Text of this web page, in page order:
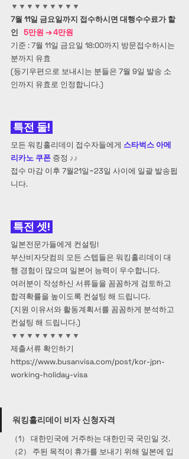
▼▼▼▼▼▼▼▼▼
7월 11일 금요일까지 접수하시면 대행수수료가 할
인 5만원 → 4만원
기준 : 7월 11일 금요일 18:00까지 방문접수하시는
분까지 유효
(등기우편으로 보내시는 분들은 7월 9일 발송 소
인까지 유효로 인정합니다.)
특전 둘!
모든 워킹홀리데이 접수자들에게 스타벅스 아메
리카노 쿠폰 증정 ♪♪
접수 마감 이후 7월21일~23일 사이에 일괄 발송됩
니다.
특전 셋!
일본전문가들에게 컨설팅!
부산비자닷컴의 모든 스텝들은 워킹홀리데이 대
행 경험이 많으며 일본어 능력이 우수합니다.
여러분이 작성하신 서류들을 꼼꼼하게 검토하고
합격확률을 높이도록 컨설팅 해 드립니다.
(지원 이유서와 활동계획서를 꼼꼼하게 분석하고
컨설팅 해 드립니다.)
▼▼▼▼▼▼▼▼▼
제출서류 확인하기
https://www.busanvisa.com/post/kor-jpn-
working-holiday-visa
워킹홀리데이 비자 신청자격
（1） 대한민국에 거주하는 대한민국 국민일 것.
（2） 주된 목적이 휴가를 보내기 위해 일본에 입